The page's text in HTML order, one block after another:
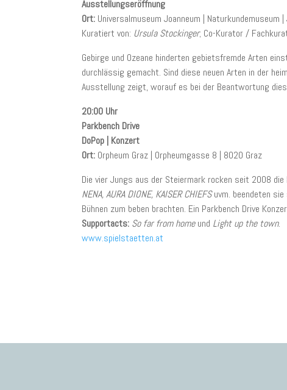
Ausstellungseröffnung
Ort: Universalmuseum Joanneum |
Kuratiert von: Ursula Stockinger; Co-Kurator /
Gebirge und Ozeane hinderten gebietsfremde Arten
durchlässig gemacht. Sind diese neuen Arten in der
Ausstellung zeigt, worauf es bei der Beantwortung
20:00 Uhr
Parkbench Drive
DoPop | Konzert
Ort: Orpheum Graz | Orpheumgasse 8 | 8020 Graz
Die vier Jungs aus der Steiermark rocken seit 2008
NENA, AURA DIONE, KAISER CHIEFSuvm. beendeten
Bühnen zum beben brachten. Ein Parkbench Drive
Supportacts: So far from homeund Light up the town.
www.spielstaetten.at